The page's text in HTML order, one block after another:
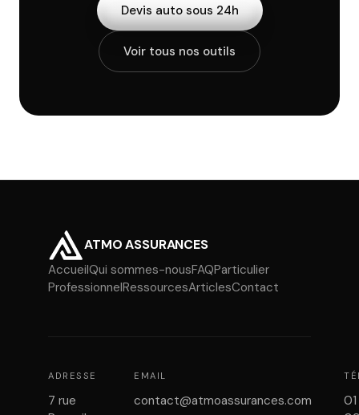
Devis auto sous 24h
Voir tous nos outils
ATMO ASSURANCES
AccueilQui sommes-nousFAQParticulier
ProfessionnelRessourcesArticlesContact
ADRESSE
7 rue
EMAIL
contact@atmoassurances.com